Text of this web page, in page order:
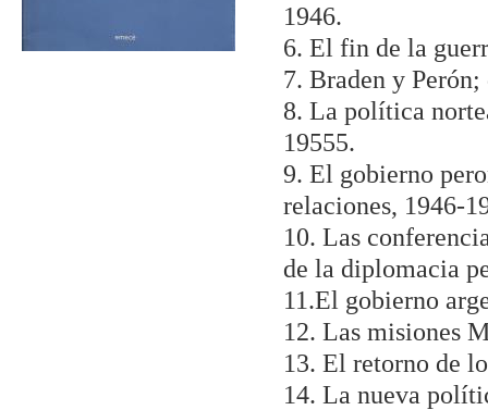
1946.
6. El fin de la
7. Braden y
8. La política
19555.
9. El gobierno
relaciones, 1946-
10. Las
de la diplomacia
11.El gobierno
12. Las misiones
13. El retorno de
14. La nueva